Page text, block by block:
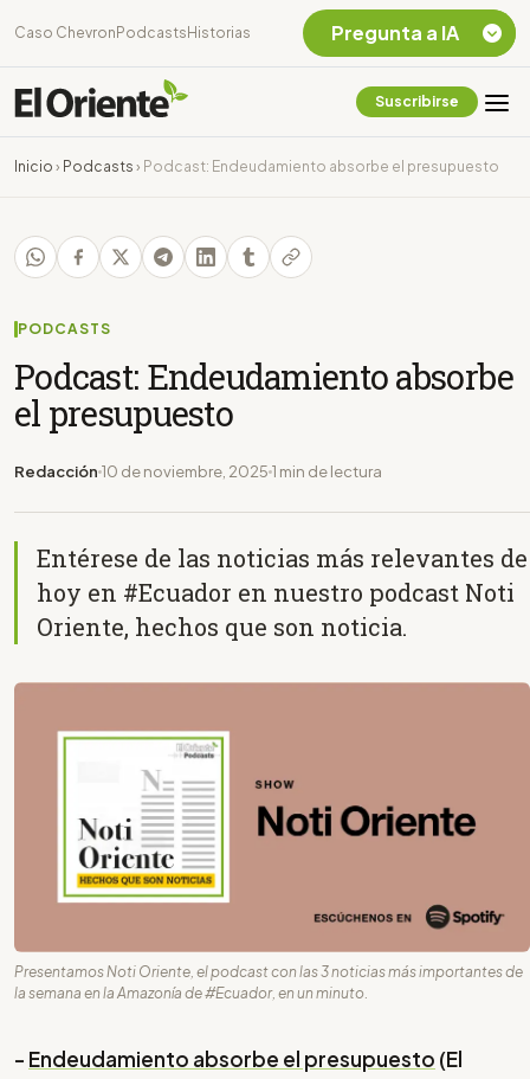
Caso Chevron Podcasts Historias
Suscribirse
Inicio › Podcasts › Podcast: Endeudamiento absorbe el presupuesto
PODCASTS
Podcast: Endeudamiento absorbe
el presupuesto
Redacción 10 de noviembre, 2025 1 min de lectura
Entérese de las noticias más relevantes de
hoy en #Ecuador en nuestro podcast Noti
Oriente, hechos que son noticia.
Presentamos Noti Oriente, el podcast con las 3 noticias más importantes de
la semana en la Amazonía de #Ecuador, en un minuto.
- Endeudamiento absorbe el presupuesto (El
Pregunta a IA
Chevron Ecuador